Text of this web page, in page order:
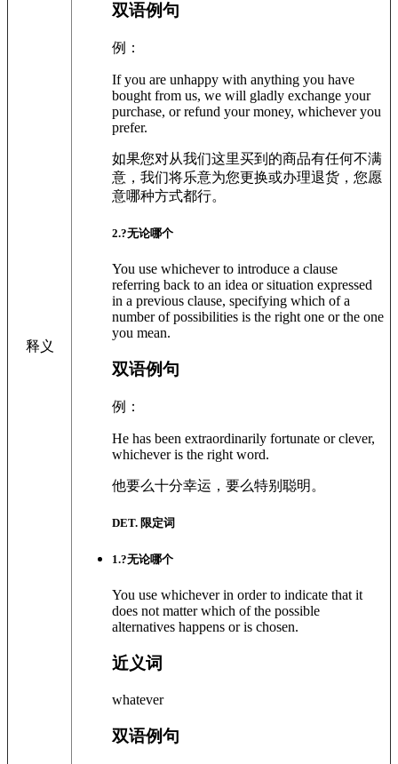
释义
双语例句
例：
If you are unhappy with anything you have
bought from us, we will gladly exchange your
purchase, or refund your money, whichever you
prefer.
如果您对从我们这里买到的商品有任何不满
意，我们将乐意为您更换或办理退货，您愿
意哪种方式都行。
2.?无论哪个
You use whichever to introduce a clause
referring back to an idea or situation expressed
in a previous clause, specifying which of a
number of possibilities is the right one or the one
you mean.
双语例句
例：
He has been extraordinarily fortunate or clever,
whichever is the right word.
他要么十分幸运，要么特别聪明。
DET. 限定词
1.?无论哪个
You use whichever in order to indicate that it
does not matter which of the possible
alternatives happens or is chosen.
近义词
whatever
双语例句